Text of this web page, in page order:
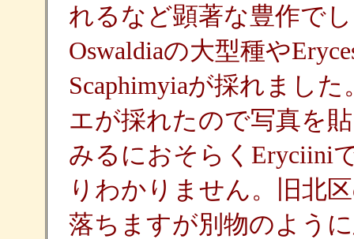
れるなど顕著な豊作で
Oswaldiaの大型種や
Scaphimyiaが採れまし
エが採れたので写真を
みるにおそらくEryciini
りわかりません。旧北
落ちますが別物のよう